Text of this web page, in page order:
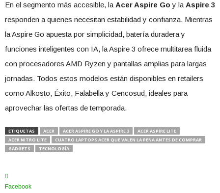
En el segmento más accesible, la Acer Aspire Go y la Aspire 3
responden a quienes necesitan estabilidad y confianza. Mientras
la Aspire Go apuesta por simplicidad, batería duradera y
funciones inteligentes con IA, la Aspire 3 ofrece multitarea fluida
con procesadores AMD Ryzen y pantallas amplias para largas
jornadas. Todos estos modelos están disponibles en retailers
como Alkosto, Éxito, Falabella y Cencosud, ideales para
aprovechar las ofertas de temporada.
ETIQUETAS ACER ACER ASPIRE GO Y LA ASPIRE 3
ACER ASPIRE LITE
ACER NITRO LITE
CUATRO LAPTOPS ACER QUE VALEN LA PENA ANTES DE COMPRAR
GADGETS
TECNOLOGÍA
Facebook